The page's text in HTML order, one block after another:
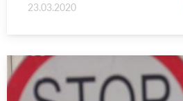
23.03.2020